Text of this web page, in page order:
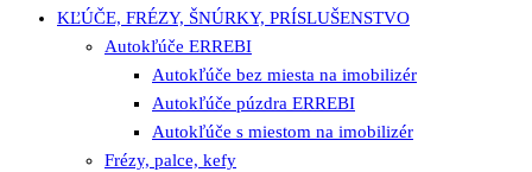
KĽÚČE, FRÉZY, ŠNÚRKY, PRÍSLUŠENSTVO
Autokľúče ERREBI
Autokľúče bez miesta na imobilizér
Autokľúče púzdra ERREBI
Autokľúče s miestom na imobilizér
Frézy, palce, kefy